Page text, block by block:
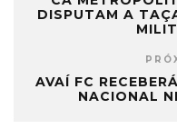
DISPUTAM A
AVAÍ FC
NACIONAL